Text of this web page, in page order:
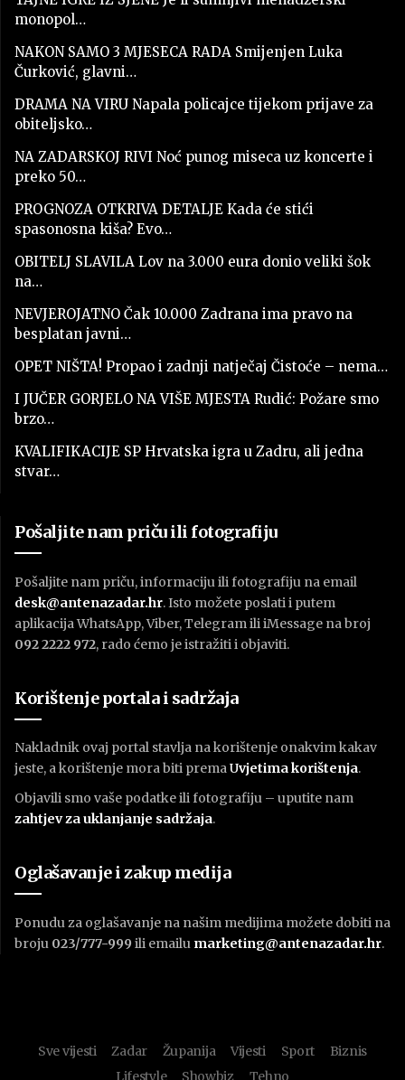
monopol…
NAKON SAMO 3 MJESECA RADA Smijenjen Luka
Čurković, glavni…
DRAMA NA VIRU Napala policajce tijekom prijave za
obiteljsko…
NA ZADARSKOJ RIVI Noć punog miseca uz koncerte i
preko 50…
PROGNOZA OTKRIVA DETALJE Kada će stići
spasonosna kiša? Evo…
OBITELJ SLAVILA Lov na 3.000 eura donio veliki šok
na…
NEVJEROJATNO Čak 10.000 Zadrana ima pravo na
besplatan javni…
OPET NIŠTA! Propao i zadnji natječaj Čistoće – nema…
I JUČER GORJELO NA VIŠE MJESTA Rudić: Požare smo
brzo…
KVALIFIKACIJE SP Hrvatska igra u Zadru, ali jedna
stvar…
Pošaljite nam priču ili fotografiju
Pošaljite nam priču, informaciju ili fotografiju na email
desk@antenazadar.hr. Isto možete poslati i putem
aplikacija WhatsApp, Viber, Telegram ili iMessage na broj
092 2222 972, rado ćemo je istražiti i objaviti.
Korištenje portala i sadržaja
Nakladnik ovaj portal stavlja na korištenje onakvim kakav
jeste, a korištenje mora biti premaUvjetima korištenja.
Objavili smo vaše podatke ili fotografiju – uputite nam
zahtjev za uklanjanje sadržaja.
Oglašavanje i zakup medija
Ponudu za oglašavanje na našim medijima možete dobiti na
broju 023/777-999 ili emailu marketing@antenazadar.hr.
Sve vijesti Zadar Županija Vijesti Sport
Biznis
Lifestyle
Showbiz Tehno